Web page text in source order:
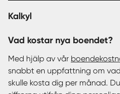
Kalkyl
Vad kostar nya boendet?
Med hjälp av vår
snabbt en uppfattning om
skulle kosta dig per månad.